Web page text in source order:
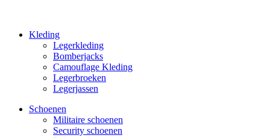
Kleding
Legerkleding
Bomberjacks
Camouflage Kleding
Legerbroeken
Legerjassen
Schoenen
Militaire schoe­nen
Security schoenen